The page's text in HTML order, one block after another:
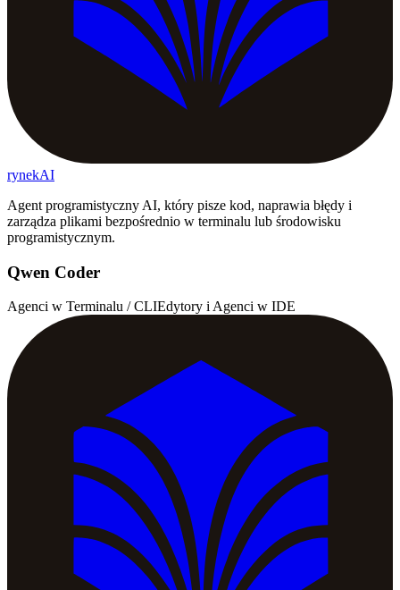
rynekAI
Agent programistyczny AI, który pisze kod, naprawia błędy i
zarządza plikami bezpośrednio w terminalu lub środowisku
programistycznym.
Qwen Coder
Agenci w Terminalu / CLIEdytory i Agenci w IDE